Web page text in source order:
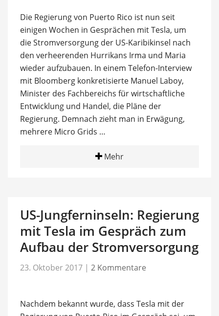
Die Regierung von Puerto Rico ist nun seit
einigen Wochen in Gesprächen mit Tesla, um
die Stromversorgung der US-Karibikinsel nach
den verheerenden Hurrikans Irma und Maria
wieder aufzubauen. In einem Telefon-Interview
mit Bloomberg konkretisierte Manuel Laboy,
Minister des Fachbereichs für wirtschaftliche
Entwicklung und Handel, die Pläne der
Regierung. Demnach zieht man in Erwägung,
mehrere Micro Grids …
Mehr
US-Jungferninseln: Regierung
mit Tesla im Gespräch zum
Aufbau der Stromversorgung
23. Oktober 2017 | 2 Kommentare
Nachdem bekannt wurde, dass Tesla mit der